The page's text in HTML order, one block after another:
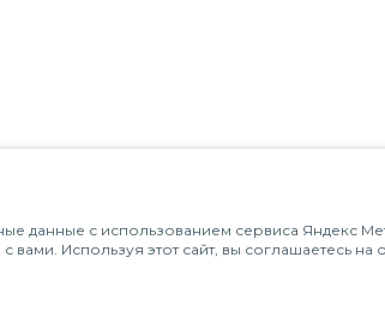
данные с использованием сервиса Яндекс
вами. Используя этот сайт, вы соглашаетесь